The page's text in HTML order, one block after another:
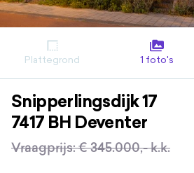
Plattegrond 1 foto's
Snipperlingsdijk17
7417 BH Deventer
Vraagprijs:€ 345.000,-k.k.